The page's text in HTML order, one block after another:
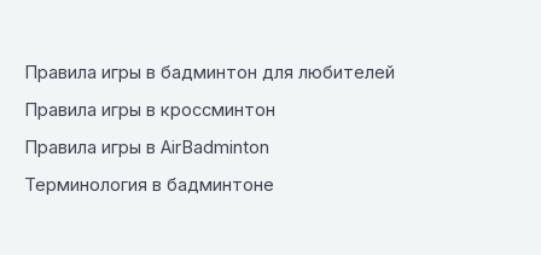
Правила игры в бадминтон для любителей
Правила игры в кроссминтон
Правила игры в AirBadminton
Терминология в бадминтоне